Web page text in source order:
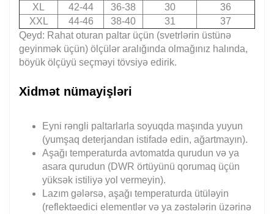
XL
42-44 36-38 30
36
XXL
44-46 38-40 31
37
Qeyd: Rahat oturan paltar üçün (svetrlərin üstünə
geyinmək üçün) ölçülər aralığında olmağınız halında,
böyük ölçüyü seçməyi tövsiyə edirik.
Xidmət nümayişləri
Eyni rəngli paltarlarla soyuqda maşında yuyun
(yumşaq deterjandan istifadə edin, ağartmayın).
Aşağı temperaturda avtomatda qurudun və ya
asara qurudun (DWR örtüyünü qorumaq üçün
yüksək istiliyə yol vermeyin).
Lazım gələrsə, aşağı temperaturda ütüləyin
(reflektəedici elementlər və ya zəstələrin üzərinə